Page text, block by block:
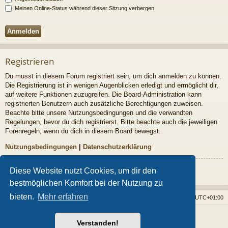
Diese Website nutzt Cookies, um dir den
bestmöglichen Komfort bei der Nutzung zu
bieten. Mehr erfahren
Verstanden!
Meinen Online-Status während dieser Sitzung verbergen
Registrieren
Du musst in diesem Forum registriert sein, um dich anmelden zu können.
Die Registrierung ist in wenigen Augenblicken erledigt und ermöglicht dir,
auf weitere Funktionen zuzugreifen. Die Board-Administration kann
registrierten Benutzern auch zusätzliche Berechtigungen zuweisen.
Beachte bitte unsere Nutzungsbedingungen und die verwandten
Regelungen, bevor du dich registrierst. Bitte beachte auch die jeweiligen
Forenregeln, wenn du dich in diesem Board bewegst.
Nutzungsbedingungen | Datenschutzerklärung
Registrieren
Foren-Übersicht UTC+01:00
Powered byphpBB® Forum Software © phpBB Limited
Style vonArty- phpBB 3.3 von MrGaby